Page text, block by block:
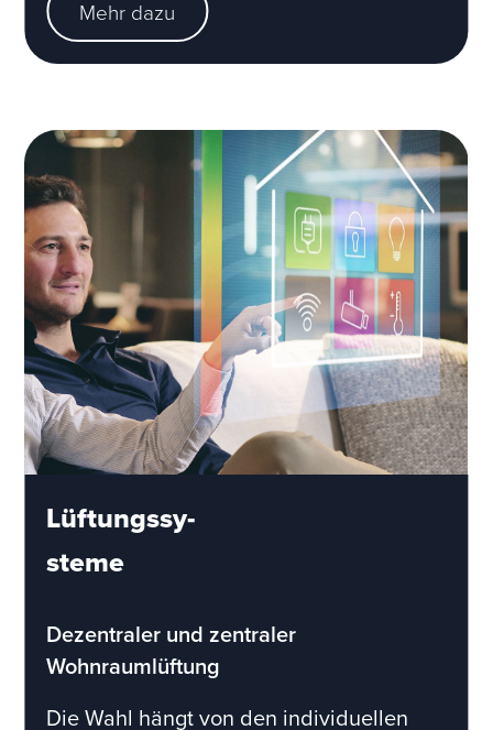
Mehr dazu
Lüftungssy-
steme
Dezentraler und zentraler
Wohnraumlüftung
Die Wahl hängt von den individuellen